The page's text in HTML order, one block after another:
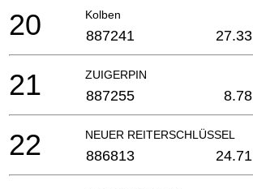
Kolben
20 887241 27.33
ZUIGERPIN
21 887255 8.78
NEUER REITERSCHLÜSSEL
22 886813 24.71